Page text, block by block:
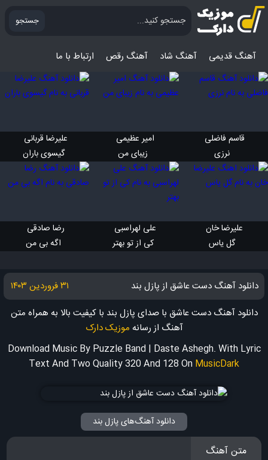
جستجو
آهنگ قدیمی آهنگ‌ شاد آهنگ رقص ارتباط با ما
قاسم فاضلی
نرزی
امیر عظیمی
زیبای من
علیرضا قربانی
گیسوی باران
علیرضا خان
گل یاس
علی لهراسبی
کی از تو بهتر
رضا صادقی
اگه بی من
دانلود آهنگ دست عاشق از پازل بند
۳۱ فروردین ۱۴۰۳
دانلود آهنگ دست عاشق با صدای پازل بند با کیفیت بالا به همراه متن
آهنگ از رسانه موزیک دارک
Download Music By Puzzle Band | Daste Ashegh. With Lyric
Text And Two Quality 320 And 128 On MusicDark
دانلود آهنگ‌های پازل بند
متن آهنگ